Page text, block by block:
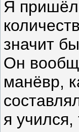
Я пришёл
значит
Он
манёвр,
я